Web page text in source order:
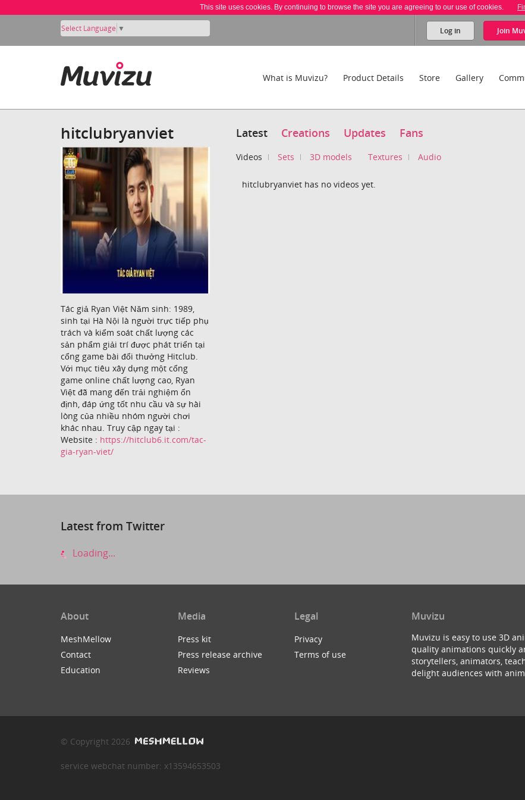
This site uses cookies. By continuing to browse the site you are agreeing to our use of cookies.
Select Language ▼ Log in Join
What is Muvizu? Product Details Store Gallery
hitclubryanviet
Tác giả Ryan Việt Năm sinh: 1989,
sinh tại Hà Nội là người trực tiếp phụ
trách và kiểm soát chất lượng các
sản phẩm giải trí được phát triển tại
cổng game bài đổi thưởng Hitclub.
Với mục tiêu xây dựng một cổng
game online chất lượng cao, Ryan
Việt đã mang đến trải nghiệm ổn
định, đáp ứng tốt nhu cầu và sự hài
lòng của nhiều nhóm người chơi
khác nhau. Truy cập ngay tại :
Website : https://hitclub6.it.com/tac-
gia-ryan-viet/
Latest Creations Updates Fans
Videos Sets 3D models Textures Audio
hitclubryanviet has no videos yet.
Latest from Twitter
Loading...
About
MeshMellow
Contact
Education
Media
Press kit
Press release archive
Reviews
Legal
Privacy
Terms of use
Muvizu
Muvizu is easy to use 3D
quality animations quickly
storytellers, animators,
delight audiences with
© Copyright 2026
service webchat number: x13594653503